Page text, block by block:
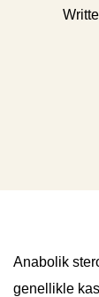
Anabolik
genellikle